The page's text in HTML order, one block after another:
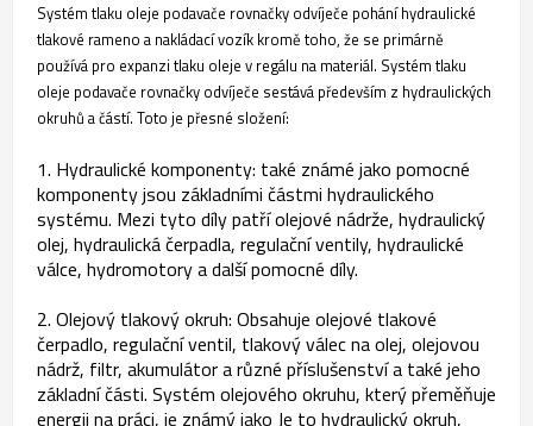
Systém tlaku oleje podavače rovnačky odvíječe pohání hydraulické
tlakové rameno a nakládací vozík kromě toho, že se primárně
používá pro expanzi tlaku oleje v regálu na materiál. Systém tlaku
oleje podavače rovnačky odvíječe sestává především z hydraulických
okruhů a částí. Toto je přesné složení:
1. Hydraulické komponenty: také známé jako pomocné
komponenty jsou základními částmi hydraulického
systému. Mezi tyto díly patří olejové nádrže, hydraulický
olej, hydraulická čerpadla, regulační ventily, hydraulické
válce, hydromotory a další pomocné díly.
2. Olejový tlakový okruh: Obsahuje olejové tlakové
čerpadlo, regulační ventil, tlakový válec na olej, olejovou
nádrž, filtr, akumulátor a různé příslušenství a také jeho
základní části. Systém olejového okruhu, který přeměňuje
energii na práci, je známý jako Je to hydraulický okruh,